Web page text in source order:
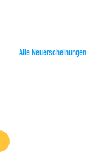
Alle Neuerscheinungen